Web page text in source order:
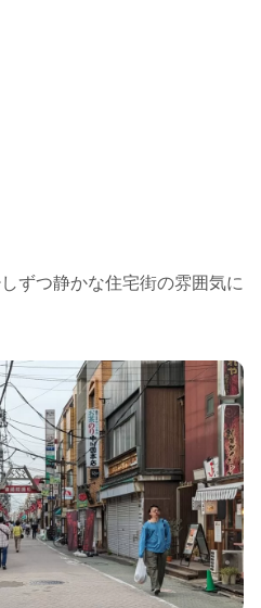
ずつ静かな住宅街の雰囲気に